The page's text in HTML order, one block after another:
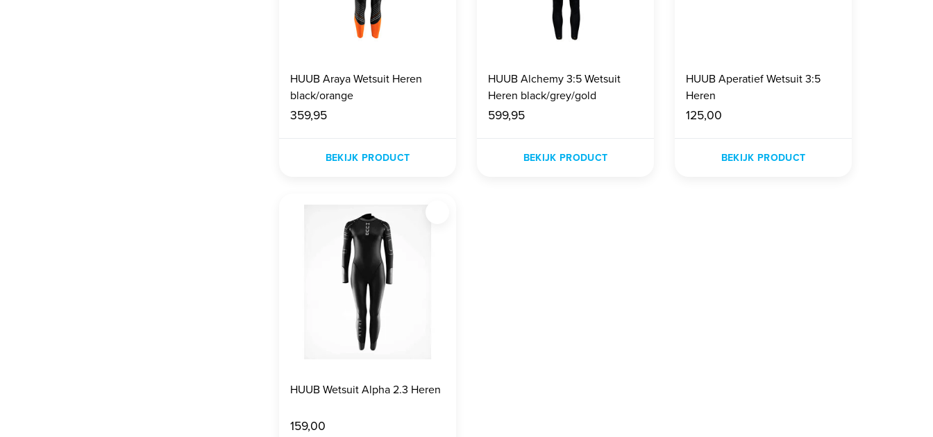
HUUB Araya Wetsuit Heren
black/orange
359,95
BEKIJK PRODUCT
HUUB Alchemy 3:5 Wetsuit
Heren black/grey/gold
599,95
BEKIJK PRODUCT
HUUB Aperatief Wetsuit 3:5
Heren
125,00
BEKIJK PRODUCT
HUUB Wetsuit Alpha 2.3 Heren
159,00